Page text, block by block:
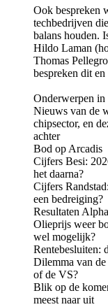
Ook bespreken
techbedrijven
balans houden.
Hildo Laman
Thomas
bespreken dit
Onderwerpen in
Nieuws van de
chipsector, en
achter
Bod op Arcadis
Cijfers Besi:
het daarna?
Cijfers
een bedreiging?
Resultaten
Olieprijs weer
wel mogelijk?
Rentebesluiten:
Dilemma van
of de VS?
Blik op de
meest naar uit